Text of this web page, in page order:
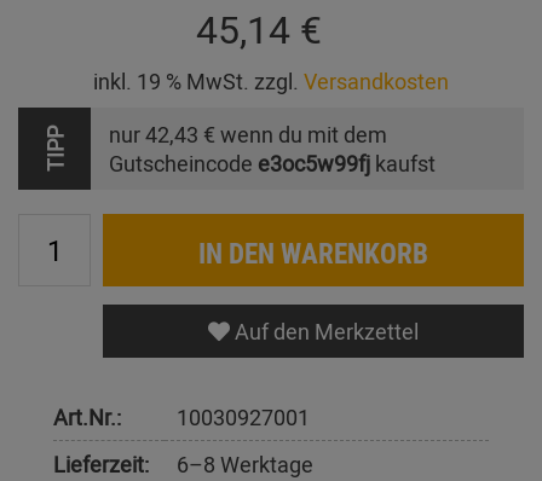
45,14 €
inkl. 19 % MwSt. zzgl. Versandkosten
TIPP nur42,43 € wenn du mit dem
Gutscheincode e3oc5w99fj kaufst
IN DEN WARENKORB
Auf den Merkzettel
Art.Nr.:
10030927001
Lieferzeit:
6–8 Werktage